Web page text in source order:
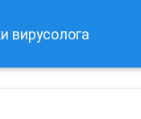
вирусолога